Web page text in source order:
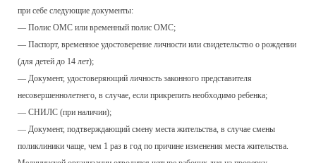
при себе следующие документы:
— Полис ОМС или временный полис ОМС;
— Паспорт, временное удостоверение личности или свидетельство о рождении
(для детей до 14 лет);
— Документ, удостоверяющий личность законного представителя
несовершеннолетнего, в случае, если прикрепить необходимо ребенка;
— СНИЛС (при наличии);
— Документ, подтверждающий смену места жительства, в случае смены
поликлиники чаще, чем 1 раз в год по причине изменения места жительства.